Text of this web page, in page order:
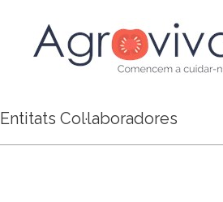
Entitats Col·laboradores